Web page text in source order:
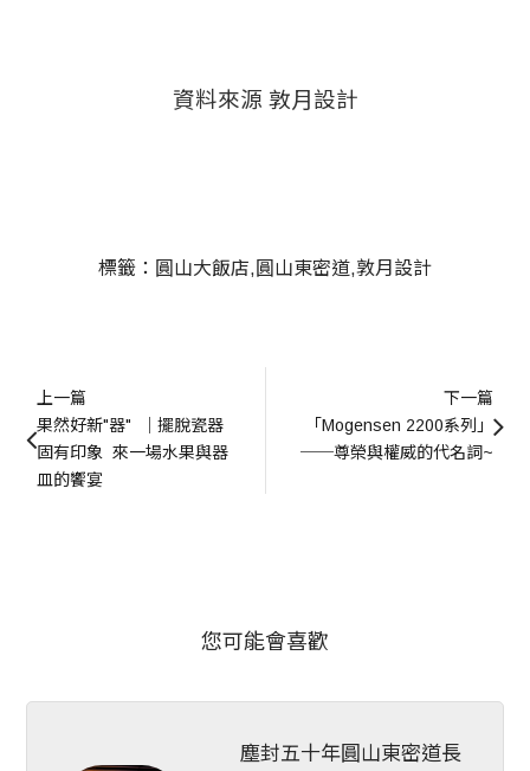
資料來源 敦月設計
標籤： 圓山大飯店 圓山東密道 敦月設計
上一篇
果然好新"器"  ｜擺脫瓷器
固有印象  來一場水果與器
皿的饗宴
下一篇
「Mogensen 2200系列」
──尊榮與權威的代名詞~
您可能會喜歡
塵封五十年圓山東密道長